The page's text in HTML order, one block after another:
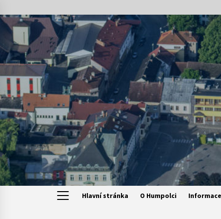
to
content
Hlavní stránka O Humpolci